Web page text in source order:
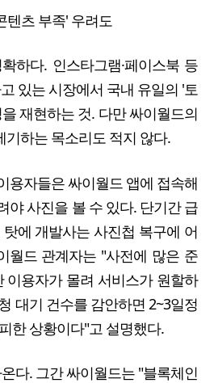
텐츠 부족' 우려도
하다. 인스타그램·페이스북 등
있는 시장에서 국내 유일의 '토
재현하는 것. 다만 싸이월드의
기하는 목소리도 적지 않다.
용자들은 싸이월드 앱에 접속해
야 사진을 볼 수 있다. 단기간 급
에 개발사는 사진첩 복구에 어
월드 관계자는 "사전에 많은 준
이용자가 몰려 서비스가 원할하
대기 건수를 감안하면 2~3일정
한 상황이다"고 설명했다.
다. 그간 싸이월드는 "블록체인